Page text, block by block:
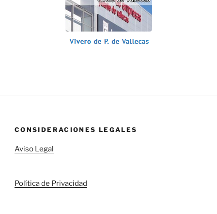
CONSIDERACIONES LEGALES
Aviso Legal
Política de Privacidad